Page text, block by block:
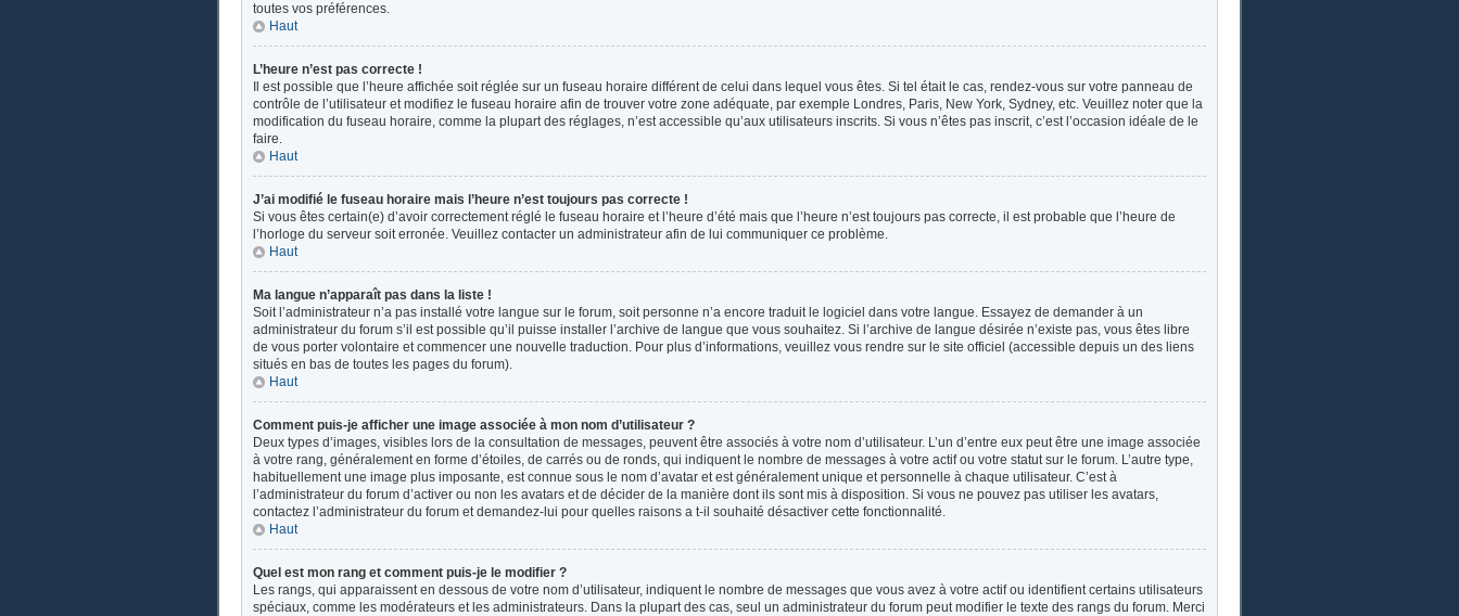
toutes vos préférences.
Haut
L’heure n’est pas correcte !
Il est possible que l’heure affichée soit réglée sur un fuseau horaire différent de celui dans lequel vous êtes. Si tel était le cas, rendez-vous sur votre panneau de
contrôle de l’utilisateur et modifiez le fuseau horaire afin de trouver votre zone adéquate, par exemple Londres, Paris, New York, Sydney, etc. Veuillez noter que la
modification du fuseau horaire, comme la plupart des réglages, n’est accessible qu’aux utilisateurs inscrits. Si vous n’êtes pas inscrit, c’est l’occasion idéale de le
faire.
Haut
J’ai modifié le fuseau horaire mais l’heure n’est toujours pas correcte !
Si vous êtes certain(e) d’avoir correctement réglé le fuseau horaire et l’heure d’été mais que l’heure n’est toujours pas correcte, il est probable que l’heure de
l’horloge du serveur soit erronée. Veuillez contacter un administrateur afin de lui communiquer ce problème.
Haut
Ma langue n’apparaît pas dans la liste !
Soit l’administrateur n’a pas installé votre langue sur le forum, soit personne n’a encore traduit le logiciel dans votre langue. Essayez de demander à un
administrateur du forum s’il est possible qu’il puisse installer l’archive de langue que vous souhaitez. Si l’archive de langue désirée n’existe pas, vous êtes libre
de vous porter volontaire et commencer une nouvelle traduction. Pour plus d’informations, veuillez vous rendre sur le site officiel (accessible depuis un des liens
situés en bas de toutes les pages du forum).
Haut
Comment puis-je afficher une image associée à mon nom d’utilisateur ?
Deux types d’images, visibles lors de la consultation de messages, peuvent être associés à votre nom d’utilisateur. L’un d’entre eux peut être une image associée
à votre rang, généralement en forme d’étoiles, de carrés ou de ronds, qui indiquent le nombre de messages à votre actif ou votre statut sur le forum. L’autre type,
habituellement une image plus imposante, est connue sous le nom d’avatar et est généralement unique et personnelle à chaque utilisateur. C’est à
l’administrateur du forum d’activer ou non les avatars et de décider de la manière dont ils sont mis à disposition. Si vous ne pouvez pas utiliser les avatars,
contactez l’administrateur du forum et demandez-lui pour quelles raisons a t-il souhaité désactiver cette fonctionnalité.
Haut
Quel est mon rang et comment puis-je le modifier ?
Les rangs, qui apparaissent en dessous de votre nom d’utilisateur, indiquent le nombre de messages que vous avez à votre actif ou identifient certains utilisateurs
spéciaux, comme les modérateurs et les administrateurs. Dans la plupart des cas, seul un administrateur du forum peut modifier le texte des rangs du forum. Merci